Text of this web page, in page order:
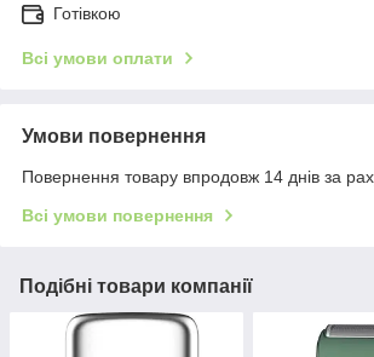
Готівкою
Всі умови оплати
Умови повернення
Повернення товару впродовж 14 днів за
Всі умови повернення
Подібні товари компанії